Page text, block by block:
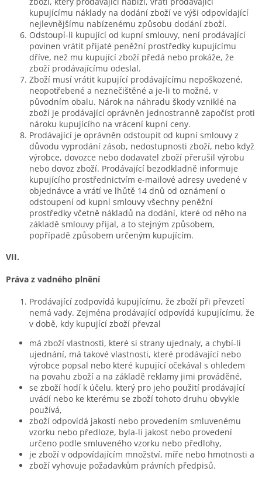
kupujícímu náklady na dodání zboží ve výši odpovídající
nejlevnějšímu nabízenému způsobu dodání zboží.
Odstoupí-li kupující od kupní smlouvy, není prodávající
povinen vrátit přijaté peněžní prostředky kupujícímu
dříve, než mu kupující zboží předá nebo prokáže, že
zboží prodávajícímu odeslal.
Zboží musí vrátit kupující prodávajícímu nepoškozené,
neopotřebené a neznečištěné a je-li to možné, v
původním obalu. Nárok na náhradu škody vzniklé na
zboží je prodávající oprávněn jednostranně započíst proti
nároku kupujícího na vrácení kupní ceny.
Prodávající je oprávněn odstoupit od kupní smlouvy z
důvodu vyprodání zásob, nedostupnosti zboží, nebo když
výrobce, dovozce nebo dodavatel zboží přerušil výrobu
nebo dovoz zboží. Prodávající bezodkladně informuje
kupujícího prostřednictvím e-mailové adresy uvedené v
objednávce a vrátí ve lhůtě 14 dnů od oznámení o
odstoupení od kupní smlouvy všechny peněžní
prostředky včetně nákladů na dodání, které od něho na
základě smlouvy přijal, a to stejným způsobem,
popřípadě způsobem určeným kupujícím.
VII.
Práva z vadného plnění
Prodávající zodpovídá kupujícímu, že zboží při převzetí
nemá vady. Zejména prodávající odpovídá kupujícímu, že
v době, kdy kupující zboží převzal
má zboží vlastnosti, které si strany ujednaly, a chybí-li
ujednání, má takové vlastnosti, které prodávající nebo
výrobce popsal nebo které kupující očekával s ohledem
na povahu zboží a na základě reklamy jimi prováděné,
se zboží hodí k účelu, který pro jeho použití prodávající
uvádí nebo ke kterému se zboží tohoto druhu obvykle
používá,
zboží odpovídá jakostí nebo provedením smluvenému
vzorku nebo předloze, byla-li jakost nebo provedení
určeno podle smluveného vzorku nebo předlohy,
je zboží v odpovídajícím množství, míře nebo hmotnosti a
zboží vyhovuje požadavkům právních předpisů.